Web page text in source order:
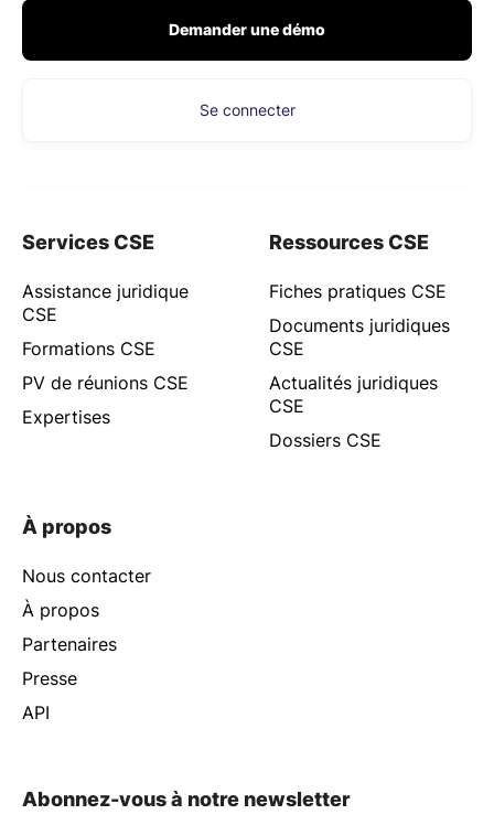
Demander une démo
Se connecter
Services CSE
Assistance juridique
CSE
Formations CSE
PV de réunions CSE
Expertises
Ressources CSE
Fiches pratiques CSE
Documents juridiques
CSE
Actualités juridiques
CSE
Dossiers CSE
À propos
Nous contacter
À propos
Partenaires
Presse
API
Abonnez-vous à notre newsletter